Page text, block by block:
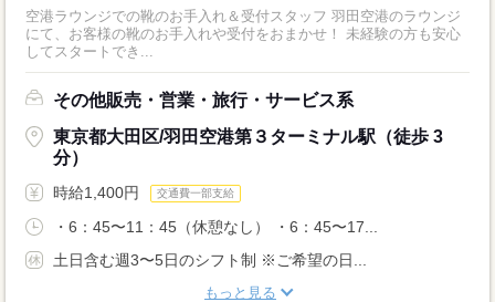
空港ラウンジでの靴のお手入れ＆受付スタッフ 羽田空港のラウンジ
にて、お客様の靴のお手入れや受付をおまかせ！ 未経験の方も安心
してスタートでき...
その他販売・営業・旅行・サービス系
東京都大田区/羽田空港第３ターミナル駅（徒歩 3
分）
時給1,400円 交通費一部支給
・6：45〜11：45（休憩なし） ・6：45〜17...
土日含む週3〜5日のシフト制 ※ご希望の日...
もっと見る